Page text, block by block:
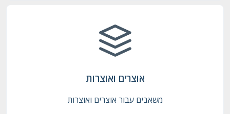
אוצרים ואוצרות
משאבים עבור אוצרים ואוצרות